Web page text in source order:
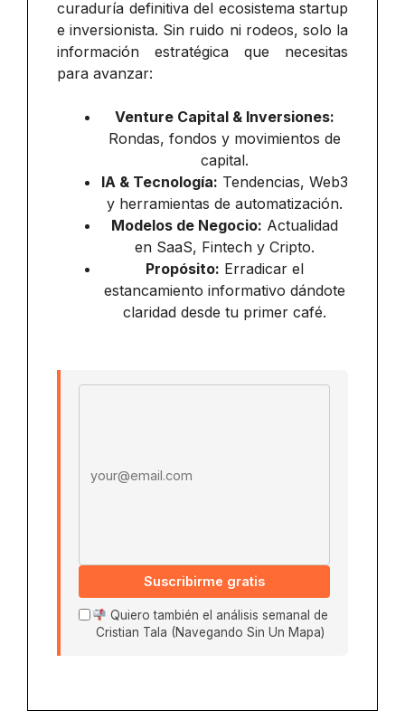
curaduría definitiva del ecosistema startup
e inversionista. Sin ruido ni rodeos, solo la
información estratégica que necesitas
para avanzar:
Venture Capital & Inversiones:
Rondas, fondos y movimientos de
capital.
IA & Tecnología: Tendencias, Web3
y herramientas de automatización.
Modelos de Negocio: Actualidad
en SaaS, Fintech y Cripto.
Propósito: Erradicar el
estancamiento informativo dándote
claridad desde tu primer café.
Suscribirme gratis
Quiero también el análisis semanal de
Cristian Tala (Navegando Sin Un Mapa)